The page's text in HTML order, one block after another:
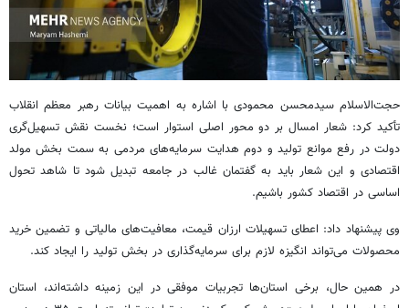
حجت‌الاسلام سیدمحسن محمودی با اشاره به اهمیت بیانات رهبر معظم انقلاب
تأکید کرد: شعار امسال بر دو محور اصلی استوار است؛ نخست نقش تسهیل‌گری
دولت در رفع موانع تولید و دومهدایت سرمایه‌های مردمی به سمت بخش مولد
اقتصادی و این شعار باید به گفتمان غالب در جامعه تبدیل شود تا شاهد تحول
اساسی در اقتصاد کشور باشیم.
وی پیشنهاد داد: اعطای تسهیلات ارزان قیمت، معافیت‌های مالیاتی و تضمین خرید
محصولات می‌تواند انگیزه لازم برای سرمایه‌گذاری در بخش تولید را ایجاد کند.
در همین حال، برخی استان‌ها تجربیات موفقی در این زمینه داشته‌اند، استان